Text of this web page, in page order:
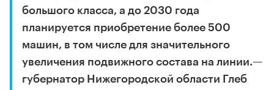
большого класса, а до 2030 года
планируется приобретение более 500
машин, в том числе для значительного
увеличения подвижного состава на линии.—
губернатор Нижегородской области Глеб